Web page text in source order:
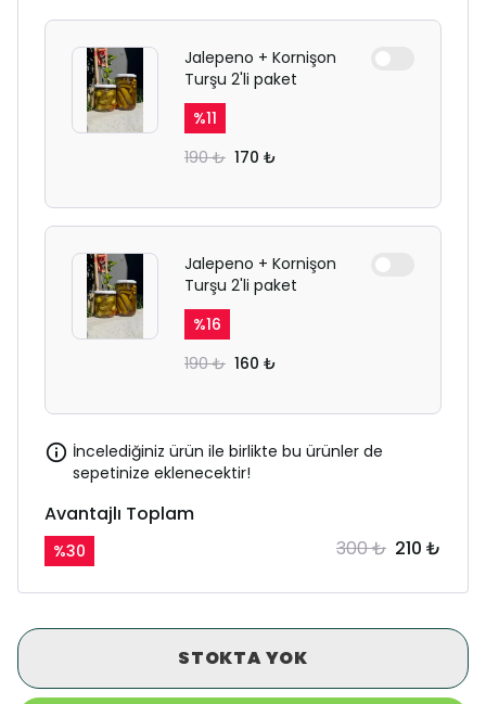
Jalepeno + Kornişon
Turşu 2'li paket
%11
190 ₺ 170 ₺
Jalepeno + Kornişon
Turşu 2'li paket
%16
190 ₺ 160 ₺
İncelediğiniz ürün ile birlikte bu ürünler de
sepetinize eklenecektir!
Avantajlı Toplam
%30 300 ₺ 210 ₺
STOKTA YOK